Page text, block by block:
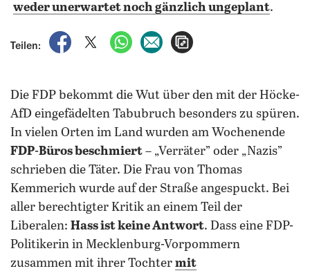
weder unerwartet noch gänzlich ungeplant.
Teilen:
auf Facebook teilen
auf X teilenper WhatsApp teilen
per E-Mail teilen
Die FDP bekommt die Wut über den mit der Höcke-
AfD eingefädelten Tabubruch besonders zu spüren.
In vielen Orten im Land wurden am Wochenende
FDP-Büros beschmiert – „Verräter” oder „Nazis”
schrieben die Täter. Die Frau von Thomas
Kemmerich wurde auf der Straße angespuckt. Bei
aller berechtigter Kritik an einem Teil der
Liberalen: Hass ist keine Antwort. Dass eine FDP-
Politikerin in Mecklenburg-Vorpommern
zusammen mit ihrer Tochter mit